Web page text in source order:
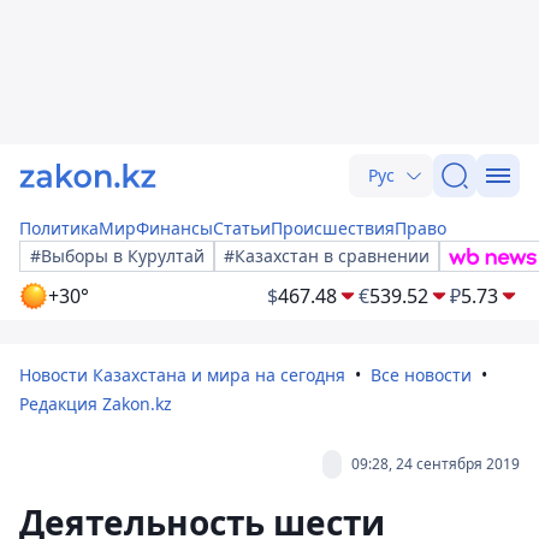
Рус
ПолитикаМирФинансыСтатьиПроисшествияПраво
#Выборы в Курултай
#Казахстан в сравнении
+30° $467.48 €539.52 ₽5.73
Новости Казахстана и мира на сегодня
Все новости
Редакция Zakon.kz
09:28, 24 сентября 2019
Деятельность шести